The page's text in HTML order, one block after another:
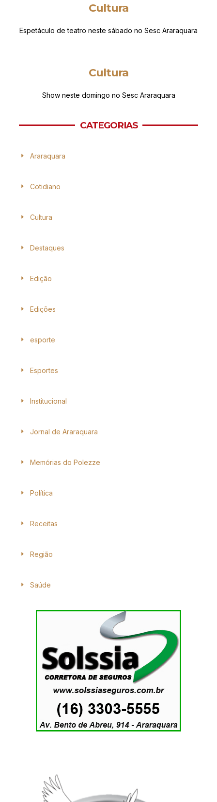
Cultura
Espetáculo de teatro neste sábado no Sesc Araraquara
Cultura
Show neste domingo no Sesc Araraquara
CATEGORIAS
Araraquara
Cotidiano
Cultura
Destaques
Edição
Edições
esporte
Esportes
Institucional
Jornal de Araraquara
Memórias do Polezze
Política
Receitas
Região
Saúde